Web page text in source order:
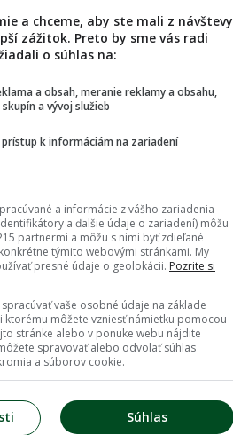
a chceme, aby ste mali z návštevy
zážitok. Preto by sme vás radi
o súhlas na:
a obsah, meranie reklamy a obsahu,
a vývoj služieb
k informáciám na zariadení
a informácie z vášho zariadenia
a ďalšie údaje o zariadení) môžu
partnermi a môžu s nimi byť zdieľané
týmito webovými stránkami. My
presné údaje o geolokácii. Pozrite si
vaše osobné údaje na základe
môžete vzniesť námietku pomocou
stránke alebo v ponuke webu nájdite
spravovať alebo odvolať súhlas
a súborov cookie.
Súhlas